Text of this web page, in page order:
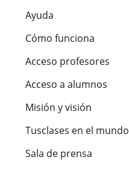
Ayuda
Cómo funciona
Acceso profesores
Acceso a alumnos
Misión y visión
Tusclases en el mundo
Sala de prensa